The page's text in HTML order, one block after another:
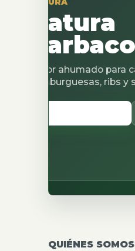
para carnes,
ribs y sandwiches.
QUIÉNES SOMOS